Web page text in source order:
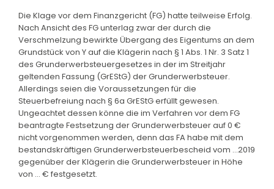
Die Klage vor dem Finanzgericht (FG) hatte teilweise Erfolg.
Nach Ansicht des FG unterlag zwar der durch die
Verschmelzung bewirkte Übergang des Eigentums an dem
Grundstück von Y auf die Klägerin nach § 1 Abs. 1 Nr. 3 Satz 1
des Grunderwerbsteuergesetzes in der im Streitjahr
geltenden Fassung (GrEStG) der Grunderwerbsteuer.
Allerdings seien die Voraussetzungen für die
Steuerbefreiung nach § 6a GrEStG erfüllt gewesen.
Ungeachtet dessen könne die im Verfahren vor dem FG
beantragte Festsetzung der Grunderwerbsteuer auf 0 €
nicht vorgenommen werden, denn das FA habe mit dem
bestandskräftigen Grunderwerbsteuerbescheid vom ...2019
gegenüber der Klägerin die Grunderwerbsteuer in Höhe
von ... € festgesetzt.